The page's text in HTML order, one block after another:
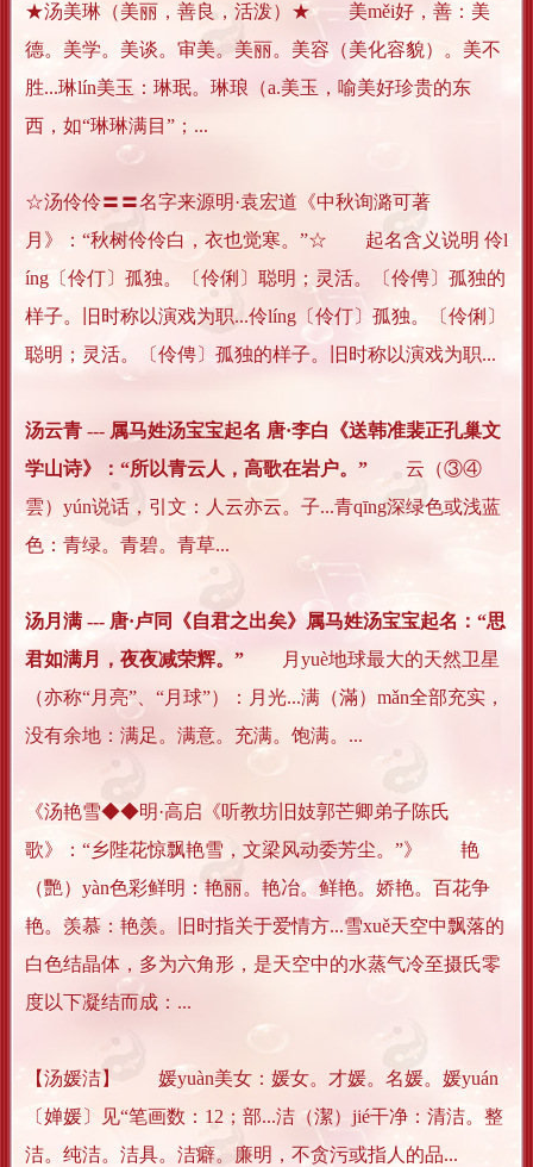
★汤美琳（美丽，善良，活泼）★ 美měi好，善：美
德。美学。美谈。审美。美丽。美容（美化容貌）。美不
胜...琳lín美玉：琳珉。琳琅（a.美玉，喻美好珍贵的东
西，如“琳琳满目”；...
☆汤伶伶〓〓名字来源明·袁宏道《中秋询潞可著
月》：“秋树伶伶白，衣也觉寒。”☆ 起名含义说明 伶l
íng〔伶仃〕孤独。〔伶俐〕聪明；灵活。〔伶俜〕孤独的
样子。旧时称以演戏为职...伶líng〔伶仃〕孤独。〔伶俐〕
聪明；灵活。〔伶俜〕孤独的样子。旧时称以演戏为职...
汤云青 --- 属马姓汤宝宝起名 唐·李白《送韩准裴正孔巢文
学山诗》：“所以青云人，高歌在岩户。” 云（③④
雲）yún说话，引文：人云亦云。子...青qīng深绿色或浅蓝
色：青绿。青碧。青草...
汤月满 --- 唐·卢同《自君之出矣》属马姓汤宝宝起名：“思
君如满月，夜夜减荣辉。” 月yuè地球最大的天然卫星
（亦称“月亮”、“月球”）：月光...满（滿）mǎn全部充实，
没有余地：满足。满意。充满。饱满。...
《汤艳雪◆◆明·高启《听教坊旧妓郭芒卿弟子陈氏
歌》：“乡陛花惊飘艳雪，文梁风动委芳尘。”》 艳
（艷）yàn色彩鲜明：艳丽。艳冶。鲜艳。娇艳。百花争
艳。羡慕：艳羡。旧时指关于爱情方...雪xuě天空中飘落的
白色结晶体，多为六角形，是天空中的水蒸气冷至摄氏零
度以下凝结而成：...
【汤媛洁】 媛yuàn美女：媛女。才媛。名媛。媛yuán
〔婵媛〕见“笔画数：12；部...洁（潔）jié干净：清洁。整
洁。纯洁。洁具。洁癖。廉明，不贪污或指人的品...